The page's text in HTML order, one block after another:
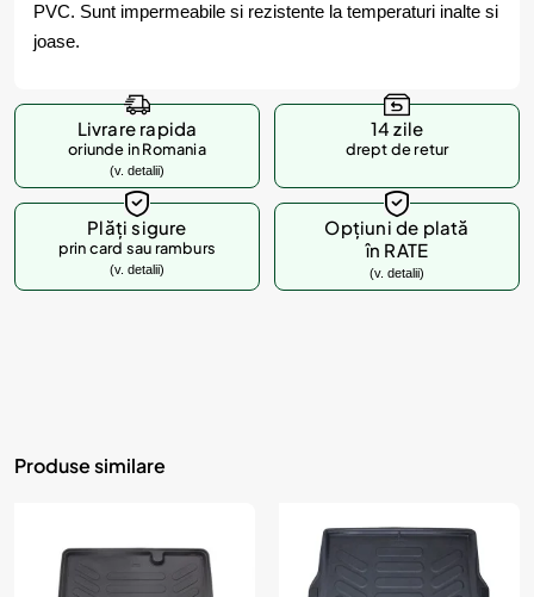
PVC. Sunt impermeabile si rezistente la temperaturi inalte si
joase.
Livrare rapida
oriunde in Romania
(v. detalii)
14 zile
drept de retur
Plăți sigure
prin card sau ramburs
(v. detalii)
Opțiuni de plată
în RATE
(v. detalii)
Produse similare